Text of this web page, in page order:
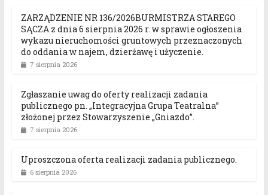
ZARZĄDZENIE NR 136/2026BURMISTRZA STAREGO
SĄCZA z dnia 6 sierpnia 2026 r. w sprawie ogłoszenia
wykazu nieruchomości gruntowych przeznaczonych
do oddania w najem, dzierżawę i użyczenie.
7 sierpnia 2026
Zgłaszanie uwag do oferty realizacji zadania
publicznego pn. „Integracyjna Grupa Teatralna”
złożonej przez Stowarzyszenie „Gniazdo”.
7 sierpnia 2026
Uproszczona oferta realizacji zadania publicznego.
6 sierpnia 2026